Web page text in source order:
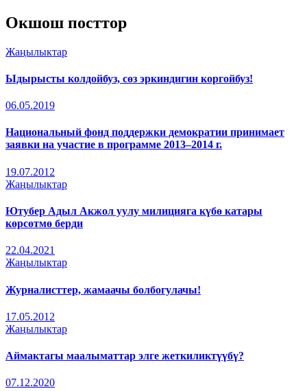
Окшош посттор
Жаңылыктар
Ыдырысты колдойбуз, сөз эркиндигин коргойбуз!
06.05.2019
Национальный фонд поддержки демократии принимает
заявки на участие в программе 2013–2014 г.
19.07.2012
Жаңылыктар
Ютубер Адыл Акжол уулу милицияга күбө катары
көрсөтмө берди
22.04.2021
Жаңылыктар
Журналисттер, жамаачы болбогулачы!
17.05.2012
Жаңылыктар
Аймактагы маалыматтар элге жеткиликтүүбү?
07.12.2020